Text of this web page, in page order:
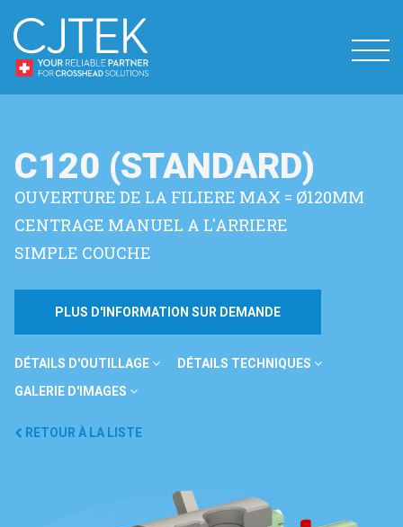
C120 (STANDARD)
OUVERTURE DE LA FILIERE MAX = Ø120MM
CENTRAGE MANUEL A L'ARRIERE
SIMPLE COUCHE
PLUS D'INFORMATION SUR DEMANDE
DÉTAILS D'OUTILLAGE
DÉTAILS TECHNIQUES
GALERIE D'IMAGES
RETOUR À LA LISTE